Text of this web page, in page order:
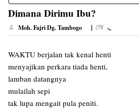
Dimana Dirimu Ibu?
Moh. Fajri Dg. Tambogo |
WAKTU berjalan tak kenal henti
menyajikan perkara tiada henti,
lamban datangnya
mulailah sepi
tak lupa mengait pula peniti.